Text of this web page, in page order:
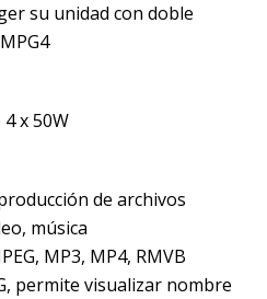
su unidad con doble
x 50W
de archivos
música
MP3, MP4, RMVB
permite visualizar nombre